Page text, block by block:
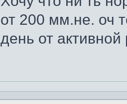
от 200 мм.не. оч
день от